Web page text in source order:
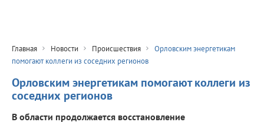
Главная Новости Происшествия
Орловским энергетикам
помогают коллеги из соседних регионов
Орловским энергетикам помогают коллеги из
соседних регионов
В области продолжается восстановление